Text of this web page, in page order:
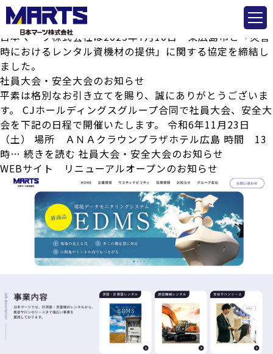
お知らせカテゴリー:
東広島市と災害協定を締結しました。
日本マーツ株式会社は2025年7月10日 東広島市と「災害
時におけるレンタル資機材の提供」に関する協定を締結し
ました。
社員大会・安全大会のお知らせ
平素は格別なお引き立てを賜り、誠にありがとうございま
す。 CJホールディングスグループ合同で社員大会、安全大
会を下記の日程で開催いたします。 令和6年11月23日
（土） 場所 ＡＮＡクラウンプラザホテル広島 時間 13
時… 続きを読む 社員大会・安全大会のお知らせ
WEBサイト リニューアルオープンのお知らせ